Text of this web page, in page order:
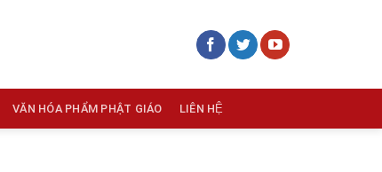
VĂN HÓA PHẨM PHẬT GIÁO LIÊN HỆ